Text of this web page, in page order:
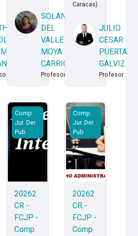
SOLANGE
DEL
VALLE
MOYA
CARRION
Profesor
Caracas).
JULIO
CESAR
PUERTA
GALVIZ
Profesor
- Comp. Jur. Der. Pub. -
20262CR - FCJP - Comp. Jur. Der.
Comp.
Jur. Der.
Pub
20262
CR -
FCJP -
Comp.
20262CR - FCJP -
Comp.
Jur. Der.
Pub
20262
CR -
FCJP -
Comp.